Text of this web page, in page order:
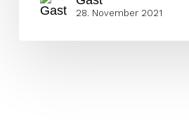
28. November 2021